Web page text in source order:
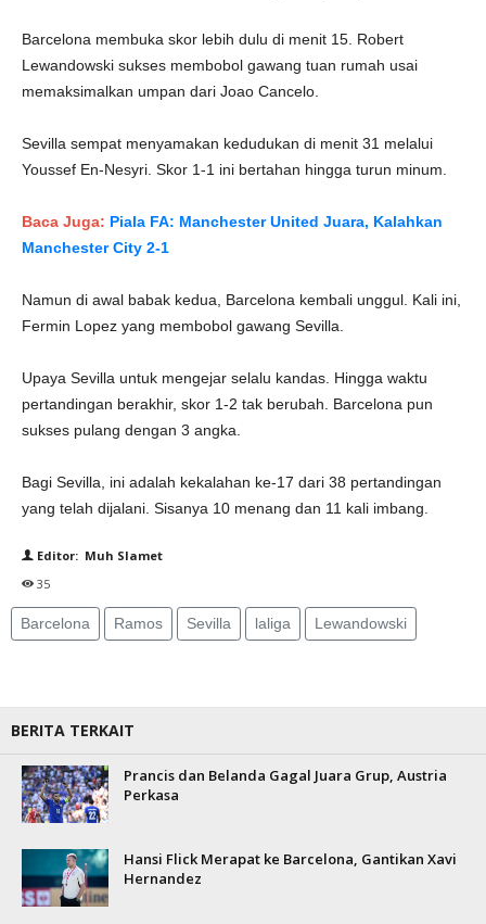
Barcelona membuka skor lebih dulu di menit 15. Robert
Lewandowski sukses membobol gawang tuan rumah usai
memaksimalkan umpan dari Joao Cancelo.
Sevilla sempat menyamakan kedudukan di menit 31 melalui
Youssef En-Nesyri. Skor 1-1 ini bertahan hingga turun minum.
Baca Juga: Piala FA: Manchester United Juara, Kalahkan
Manchester City 2-1
Namun di awal babak kedua, Barcelona kembali unggul. Kali ini,
Fermin Lopez yang membobol gawang Sevilla.
Upaya Sevilla untuk mengejar selalu kandas. Hingga waktu
pertandingan berakhir, skor 1-2 tak berubah. Barcelona pun
sukses pulang dengan 3 angka.
Bagi Sevilla, ini adalah kekalahan ke-17 dari 38 pertandingan
yang telah dijalani. Sisanya 10 menang dan 11 kali imbang.
Editor: Muh Slamet
35
Barcelona Ramos Sevilla laliga Lewandowski
BERITA TERKAIT
Prancis dan Belanda Gagal Juara Grup, Austria
Perkasa
Hansi Flick Merapat ke Barcelona, Gantikan Xavi
Hernandez